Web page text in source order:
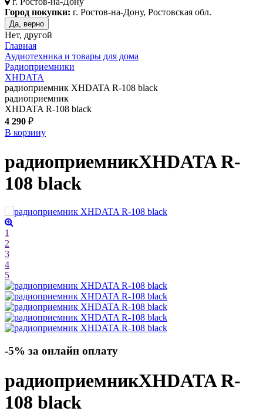
Город покупки: г. Ростов-на-Дону, Ростовская обл.
Да, верно
Нет, другой
Главная
Аудиотехника и товары для дома
Радиоприемники
XHDATA
радиоприемник XHDATA R-108 black
радиоприемник
XHDATA R-108 black
4 290 ₽
В корзину
радиоприемникXHDATA R-
108 black
1
2
3
4
5
-5% за онлайн оплату
радиоприемникXHDATA R-
108 black